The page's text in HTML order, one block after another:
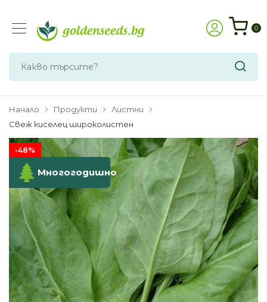
0
Начало Продукти
Листни
Свеж киселец широколистен
Многогодишно
-48%